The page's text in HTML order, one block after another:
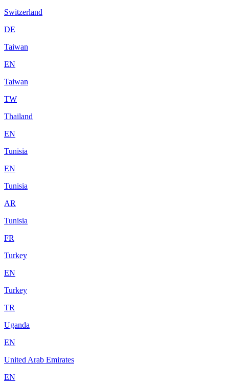
Switzerland
DE
Taiwan
EN
Taiwan
TW
Thailand
EN
Tunisia
EN
Tunisia
AR
Tunisia
FR
Turkey
EN
Turkey
TR
Uganda
EN
United Arab Emirates
EN